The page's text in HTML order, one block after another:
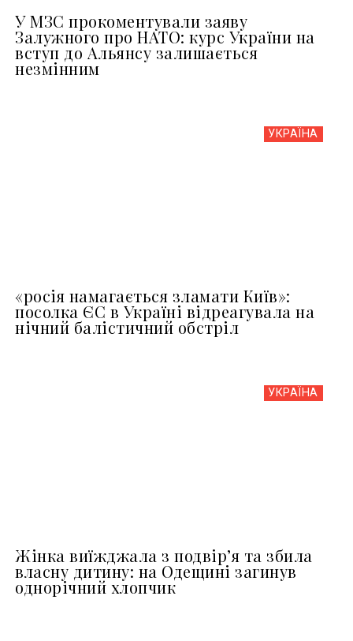
У МЗС прокоментували заяву
Залужного про НАТО: курс України на
вступ до Альянсу залишається
незмінним
УКРАЇНА
«росія намагається зламати Київ»:
посолка ЄС в Україні відреагувала на
нічний балістичний обстріл
УКРАЇНА
Жінка виїжджала з подвір’я та збила
власну дитину: на Одещині загинув
однорічний хлопчик